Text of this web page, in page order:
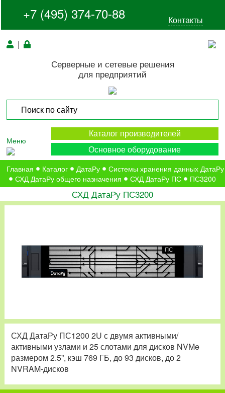
+7 (495) 374-70-88 Контакты
|
Серверные и сетевые решения
для предприятий
Меню
Каталог производителей
Основное оборудование
Главная Каталог ДатаРу
Системы хранения данных ДатаРу
СХД ДатаРу общего назначения
СХД ДатаРу ПС ПС3200
СХД ДатаРу ПС3200
СХД ДатаРу ПС1200 2U с двумя активными/
активными узлами и 25 слотами для дисков NVMe
размером 2.5”, кэш 769 ГБ, до 93 дисков, до 2
NVRAM-дисков